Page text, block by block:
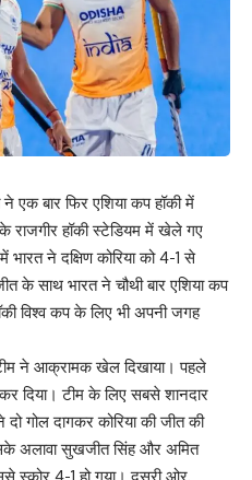
ने एक बार फिर एशिया कप हॉकी में
के राजगीर हॉकी स्टेडियम में खेले गए
ने दक्षिण कोरिया को 4-1 से
के साथ भारत ने चौथी बार एशिया कप
विश्व कप के लिए भी अपनी जगह
ने आक्रामक खेल दिखाया। पहले
कर दिया। टीम के लिए सबसे शानदार
दो गोल दागकर कोरिया की जीत की
अलावा सुखजीत सिंह और अमित